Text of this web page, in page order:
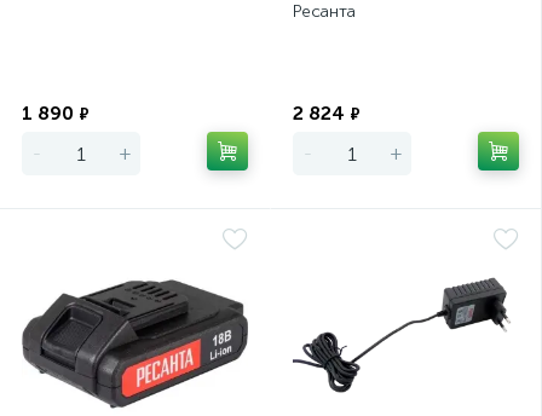
1 890 ₽
- +
Ресанта
2 824 ₽
- +